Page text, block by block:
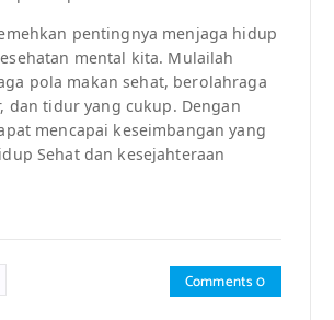
pentingnya menjaga hidup
mental kita. Mulailah
pola makan sehat, berolahraga
dan tidur yang cukup. Dengan
mencapai keseimbangan yang
Sehat dan kesejahteraan
Comments 0